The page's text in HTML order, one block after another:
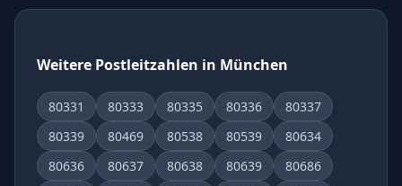
Weitere Postleitzahlen in München
80331 80333 80335 80336
80337
80339
80469 80538 80539
80634
80636
80637 80638 80639
80686